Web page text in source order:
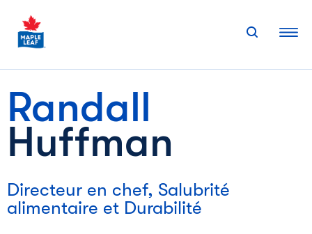
content
Randall
Huffman
Directeur en chef, Salubrité
alimentaire et Durabilité